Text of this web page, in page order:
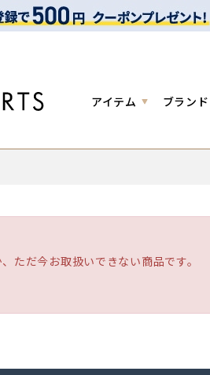
アイテム ブランド
ただ今お取扱いできない商品です。